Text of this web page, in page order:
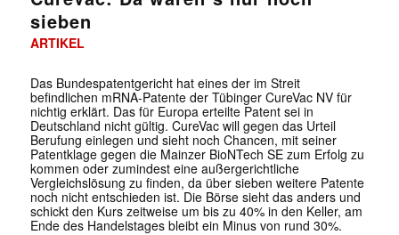
sieben
ARTIKEL
Das Bundespatentgericht hat eines der im Streit
befindlichen mRNA-Patente der Tübinger CureVac NV für
nichtig erklärt. Das für Europa erteilte Patent sei in
Deutschland nicht gültig. CureVac will gegen das Urteil
Berufung einlegen und sieht noch Chancen, mit seiner
Patentklage gegen die Mainzer BioNTech SE zum Erfolg zu
kommen oder zumindest eine außergerichtliche
Vergleichslösung zu finden, da über sieben weitere Patente
noch nicht entschieden ist. Die Börse sieht das anders und
schickt den Kurs zeitweise um bis zu 40% in den Keller, am
Ende des Handelstages bleibt ein Minus von rund 30%.